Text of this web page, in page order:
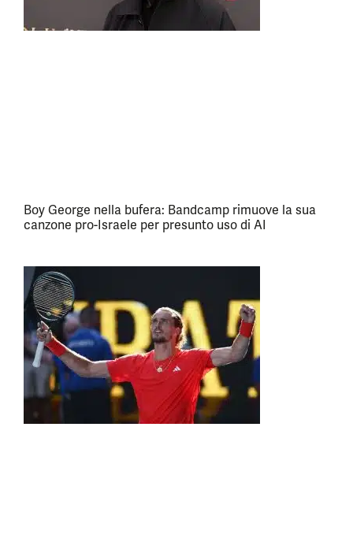
Boy George nella bufera: Bandcamp rimuove la sua
canzone pro-Israele per presunto uso di AI